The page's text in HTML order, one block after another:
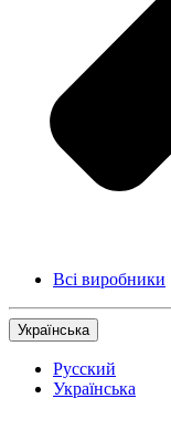
Всі виробники
Українська
Русский
Українська